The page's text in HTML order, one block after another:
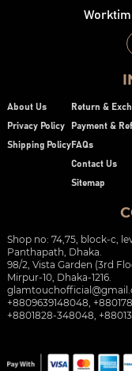
About Us
Privacy Policy
Shipping Policy
Return &
Payment &
FAQs
Contact Us
Sitemap
Shop no: 74,75, block-c,
Panthapath, Dhaka.
98/2, Vista Garden (3rd
Mirpur-10, Dhaka-1216.
+8809639148048,
+8801828-348048,